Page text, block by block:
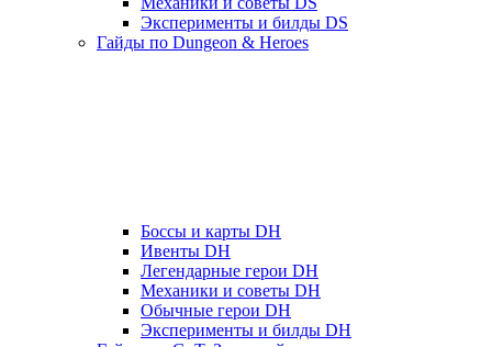
Эксперименты и билды DS
Гайды по Dungeon & Heroes
Боссы и карты DH
Ивенты DH
Легендарные герои DH
Механики и советы DH
Обычные герои DH
Эксперименты и билды DH